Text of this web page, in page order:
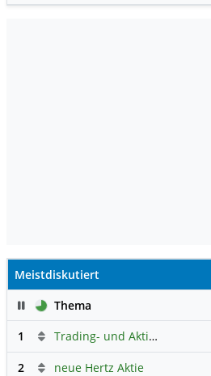
Meistdiskutiert
PauseThema
1
Trading- und Aktien-Chat
2 neue Hertz Aktie